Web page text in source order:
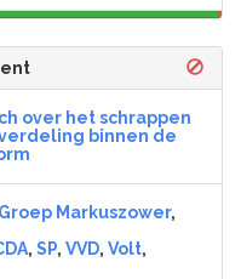
over het schrappen
binnen de
Groep Markuszower,
, SP, VVD, Volt,